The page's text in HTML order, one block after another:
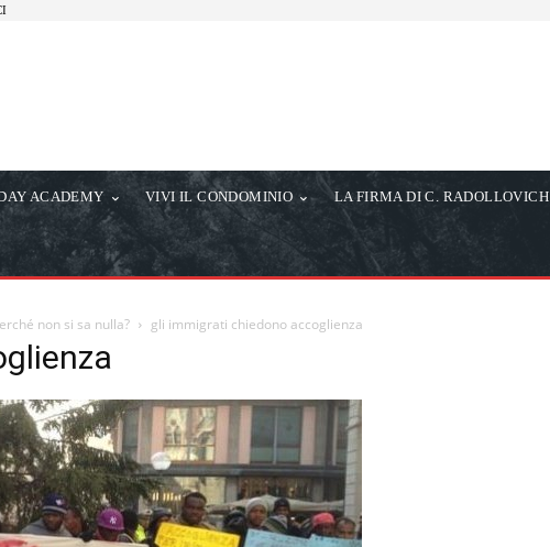
ACADEMY VIVI IL CONDOMINIO LA FIRMA DI C. RADOLLOVICH
non si sa nulla? gli immigrati chiedono accoglienza